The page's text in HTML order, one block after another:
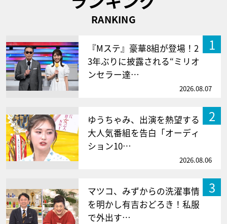
RANKING
1
『Mステ』豪華8組が登場！2
3年ぶりに披露される“ミリオ
ンセラー達…
2026.08.07
2
ゆうちゃみ、出演を熱望する
大人気番組を告白「オーディ
ション10…
2026.08.06
3
マツコ、みずからの洗濯事情
を明かし有吉おどろき！私服
で外出す…